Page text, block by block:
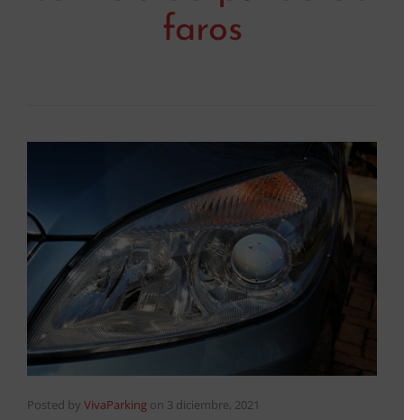
faros
Posted by VivaParking on 3 diciembre, 2021